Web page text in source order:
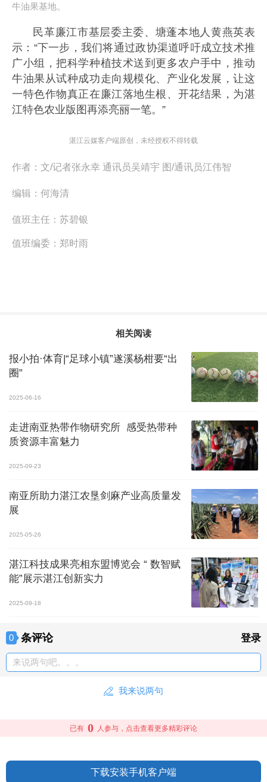
牛油果基地。
民革廉江市基层委主委、塘蓬本地人黄燕英表
示：“下一步，我们将通过政协渠道呼吁成立技术推
广小组，把科学种植技术送到更多农户手中，推动
牛油果从试种成功走向规模化、产业化发展，让这
一特色作物真正在廉江落地生根、开花结果，为湛
江特色农业版图再添亮丽一笔。”
湛江云媒客户端原创，未经授权不得转载
作者： 文/记者张永幸 通讯员吴靖宇 图/通讯员江伟智
编辑： 何海清
值班主任： 苏碧银
值班编委： 郑时雨
相关阅读
报小拍·体育|“足球小镇”遂溪杨柑要“出
圈”
2025-06-16
走进南亚热带作物研究所 感受热带种
质资源丰富魅力
2025-09-23
南亚所助力湛江农垦剑麻产业高质量发
展
2025-05-26
湛江科技成果亮相东盟博览会 “ 数智赋
能”展示湛江创新实力
2025-09-18
0 条评论 登录
来说两句吧。。。
我来说两句
已有 0 人参与，点击查看更多精彩评论
下载安装手机客户端